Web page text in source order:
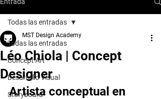
Todas las entradas
Concept Art
Desarrollo Visual
Storyboard
Todas las entradas
Léo Chiola | Concept
Designer
MST Design Academy
Artista conceptual en